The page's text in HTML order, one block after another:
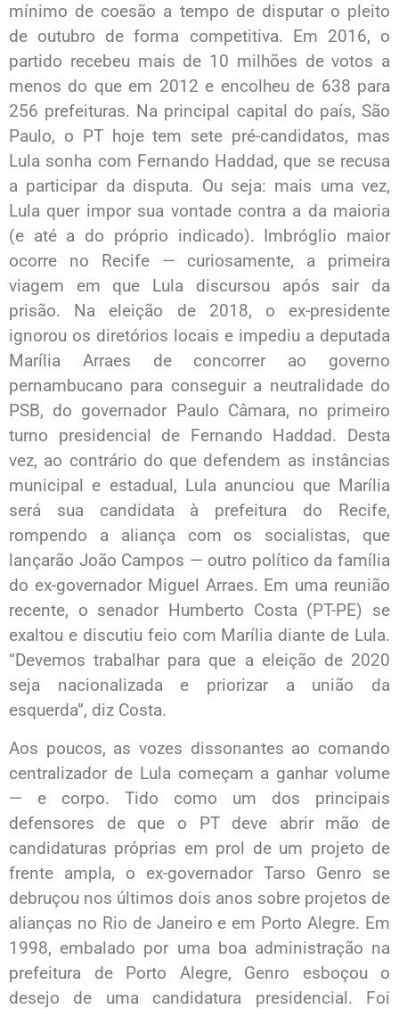
mínimo de coesão a tempo de disputar o pleito
de outubro de forma competitiva. Em 2016, o
partido recebeu mais de 10 milhões de votos a
menos do que em 2012 e encolheu de 638 para
256 prefeituras. Na principal capital do país, São
Paulo, o PT hoje tem sete pré-candidatos, mas
Lula sonha com Fernando Haddad, que se recusa
a participar da disputa. Ou seja: mais uma vez,
Lula quer impor sua vontade contra a da maioria
(e até a do próprio indicado). Imbróglio maior
ocorre no Recife — curiosamente, a primeira
viagem em que Lula discursou após sair da
prisão. Na eleição de 2018, o ex-­presidente
ignorou os diretórios locais e impediu a deputada
Marília Arraes de concorrer ao governo
pernambucano para conseguir a neutralidade do
PSB, do governador Paulo Câmara, no primeiro
turno presidencial de Fernando Haddad. Desta
vez, ao contrário do que defendem as instâncias
municipal e estadual, Lula anunciou que Marília
será sua candidata à prefeitura do Recife,
rompendo a aliança com os socialistas, que
lançarão João Campos — outro político da família
do ex-governador Miguel Arraes. Em uma reunião
recente, o senador Humberto Costa (PT-PE) se
exaltou e discutiu feio com Marília diante de Lula.
“Devemos trabalhar para que a eleição de 2020
seja nacionalizada e priorizar a união da
esquerda”, diz Costa.
Aos poucos, as vozes dissonantes ao comando
centralizador de Lula começam a ganhar volume
— e corpo. Tido como um dos principais
defensores de que o PT deve abrir mão de
candidaturas próprias em prol de um projeto de
frente ampla, o ex-governador Tarso Genro se
debruçou nos últimos dois anos sobre projetos de
alianças no Rio de Janeiro e em Porto Alegre. Em
1998, embalado por uma boa administração na
prefeitura de Porto Alegre, Genro esboçou o
desejo de uma candidatura presidencial. Foi